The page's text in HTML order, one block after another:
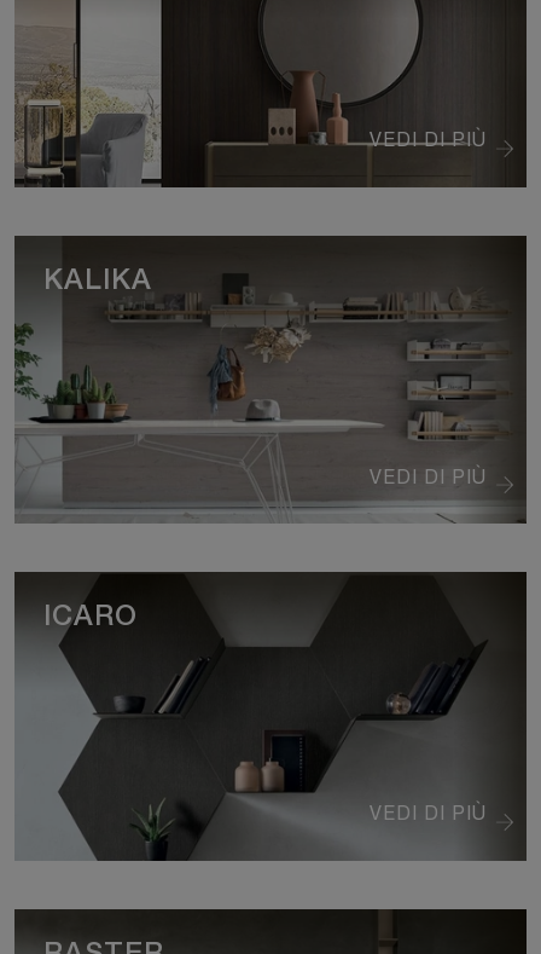
VEDI DI PIÙ
VEDI DI PIÙ
KALIKA
VEDI DI PIÙ
ICARO